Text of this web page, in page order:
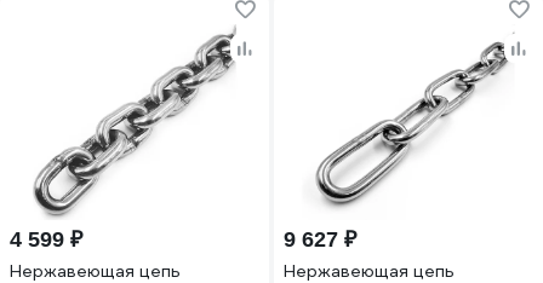
4 599 ₽
Нержавеющая цепь
9 627 ₽
Нержавеющая цепь